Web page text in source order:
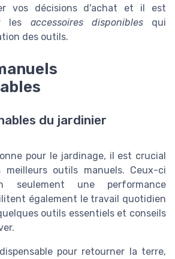
vos décisions d'achat et il est
les accessoires disponiblesqui
des outils.
du jardinier
pour le jardinage, il est crucial
meilleurs outils manuels. Ceux-ci
seulement une performance
également le travail quotidien
outils essentiels et conseils
pour retourner la terre,